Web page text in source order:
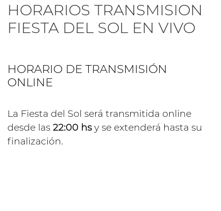
HORARIOS TRANSMISION
FIESTA DEL SOL EN VIVO
HORARIO DE TRANSMISIÓN
ONLINE
La Fiesta del Sol será transmitida online
desde las 22:00 hsy se extenderá hasta su
finalización.